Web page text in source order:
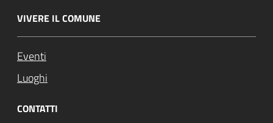
VIVERE IL COMUNE
Eventi
Luoghi
CONTATTI